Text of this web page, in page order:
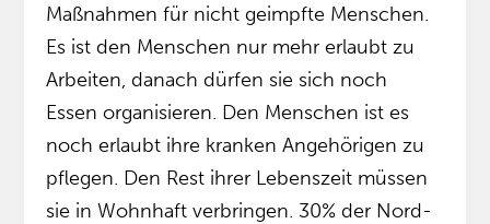
Maßnahmen für nicht geimpfte Menschen.
Es ist den Menschen nur mehr erlaubt zu
Arbeiten, danach dürfen sie sich noch
Essen organisieren. Den Menschen ist es
noch erlaubt ihre kranken Angehörigen zu
pflegen. Den Rest ihrer Lebenszeit müssen
sie in Wohnhaft verbringen. 30% der Nord-